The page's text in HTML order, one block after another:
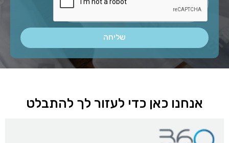
שליחה
אנחנו כאן כדי לעזור לך להתבלט